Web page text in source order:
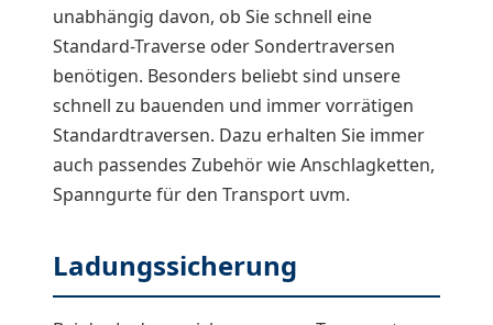
unabhängig davon, ob Sie schnell eine
Standard-Traverse oder Sondertraversen
benötigen. Besonders beliebt sind unsere
schnell zu bauenden und immer vorrätigen
Standardtraversen. Dazu erhalten Sie immer
auch passendes Zubehör wie Anschlagketten,
Spanngurte für den Transport uvm.
Ladungssicherung